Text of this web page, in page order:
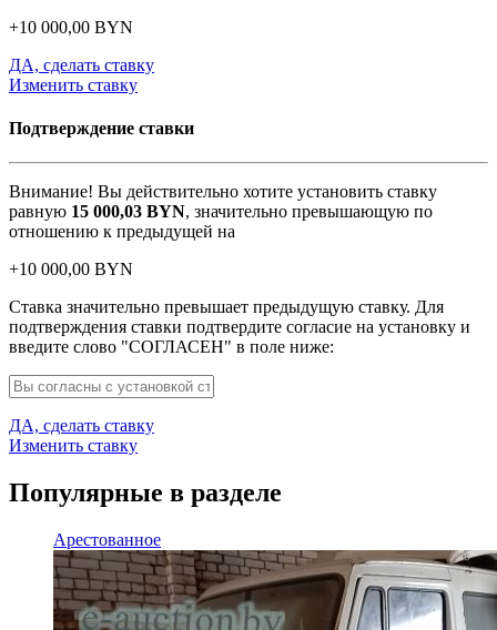
+10 000,00 BYN
ДА, сделать ставку
Изменить ставку
Подтверждение ставки
Внимание! Вы действительно хотите установить ставку
равную 15 000,03 BYN, значительно превышающую по
отношению к предыдущей на
+10 000,00 BYN
Ставка значительно превышает предыдущую ставку. Для
подтверждения ставки подтвердите согласие на установку и
введите слово "СОГЛАСЕН" в поле ниже:
ДА, сделать ставку
Изменить ставку
Популярные в разделе
Арестованное